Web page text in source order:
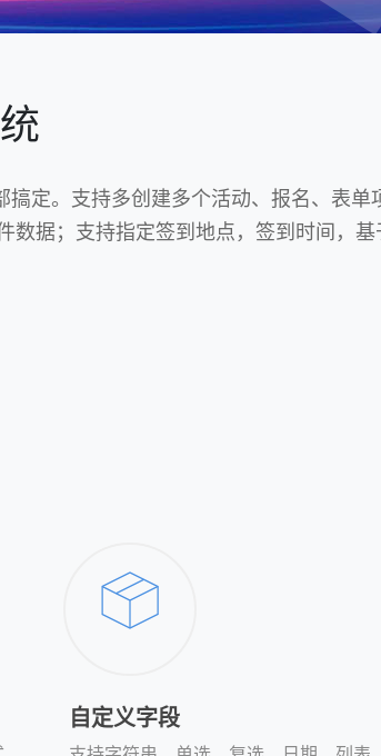
定。支持多创建多个活动、报名、表单
据；支持指定签到地点，签到时间，基
自定义字段